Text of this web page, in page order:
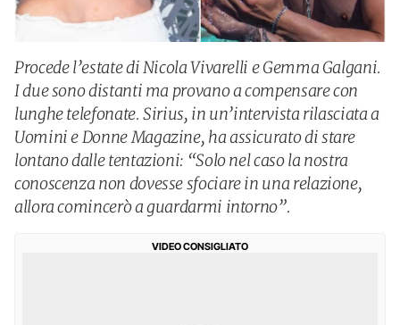
Procede l’estate di Nicola Vivarelli e Gemma Galgani.
I due sono distanti ma provano a compensare con
lunghe telefonate. Sirius, in un’intervista rilasciata a
Uomini e Donne Magazine, ha assicurato di stare
lontano dalle tentazioni: “Solo nel caso la nostra
conoscenza non dovesse sfociare in una relazione,
allora comincerò a guardarmi intorno”.
VIDEO CONSIGLIATO